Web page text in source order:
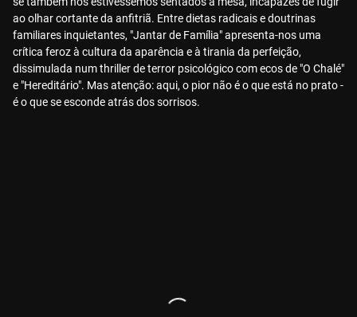
ao olhar cortante da anfitriã. Entre dietas radicais e doutrinas
familiares inquietantes, "Jantar de Família" apresenta-nos uma
crítica feroz à cultura da aparência e à tirania da perfeição,
dissimulada num thriller de terror psicológico com ecos de "O Chalé"
e "Hereditário". Mas atenção: aqui, o pior não é o que está no prato -
é o que se esconde atrás dos sorrisos.